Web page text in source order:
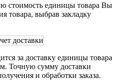
стоимость единицы товара Вы
товара, выбрав закладку
за доставку единицы товара
Точную сумму доставки
и обработки заказа.